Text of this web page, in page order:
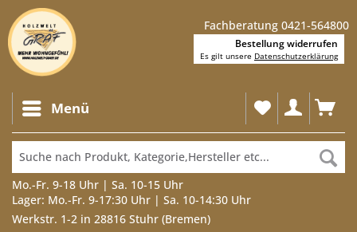
Fachberatung 0421-564800
Menü
Mo.-Fr. 9-18 Uhr | Sa. 10-15 Uhr
Lager: Mo.-Fr. 9-17:30 Uhr | Sa. 10-14:30 Uhr
Werkstr. 1-2 in 28816 Stuhr (Bremen)
Bestellung widerrufen
Es gilt unsere Datenschutzerklärung